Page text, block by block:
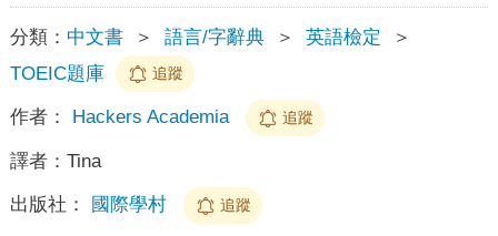
分類： 中文書 ＞ 語言/字辭典 ＞ 英語檢定
＞
TOEIC題庫
追蹤
作者： Hackers Academia 追蹤
譯者： Tina
出版社： 國際學村 追蹤